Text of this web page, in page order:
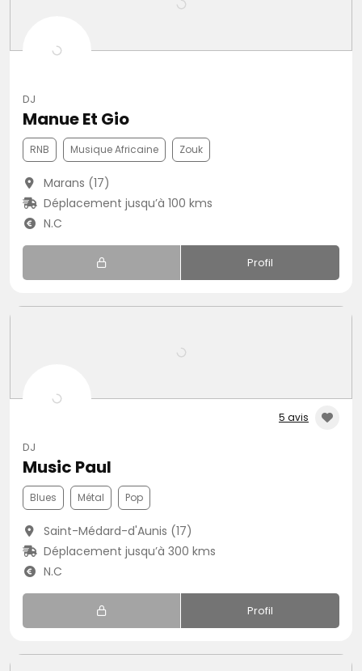
DJ
Manue Et Gio
RNB Musique Africaine Zouk
Marans (17)
Déplacement jusqu’à 100 kms
N.C
Profil
5 avis
DJ
Music Paul
Blues Métal Pop
Saint-Médard-d'Aunis (17)
Déplacement jusqu’à 300 kms
N.C
Profil